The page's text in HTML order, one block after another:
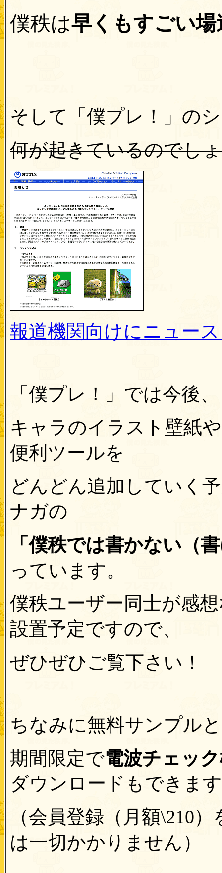
僕秩は早くもすごい場
そして「僕プレ！」の
何が起きているのでし
報道機関向けにニュー
「僕プレ！」では今後、
キャラのイラスト壁紙
便利ツールを
どんどん追加していく
ナガの
「僕秩では書かない（
っています。
僕秩ユーザー同士が感
設置予定ですので、
ぜひぜひご覧下さい！
ちなみに無料サンプル
期間限定で電波チェッ
ダウンロードもできま
（会員登録（月額\210
は一切かかりません）